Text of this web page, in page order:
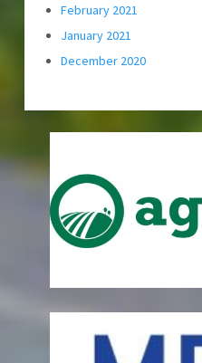
February 2021
January 2021
December 2020